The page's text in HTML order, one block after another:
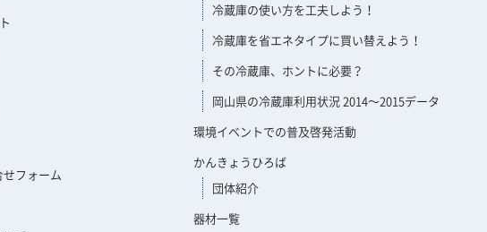
フォーム
冷蔵庫の使い方を工夫しよう！
冷蔵庫を省エネタイプに買い替えよう！
その冷蔵庫、ホントに必要？
岡山県の冷蔵庫利用状況 2014～2015データ
環境イベントでの普及啓発活動
かんきょうひろば
団体紹介
器材一覧